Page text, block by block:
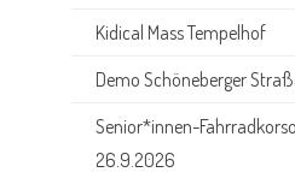
Kidical Mass Tempelhof
Demo Schöneberger
Senior*innen-
26.9.2026